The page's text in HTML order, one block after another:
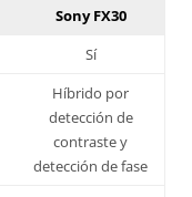
Sony FX30
Sí
Híbrido por
detección de
contraste y
detección de fase